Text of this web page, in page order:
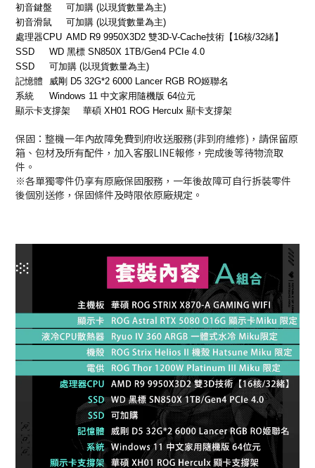
初音鍵盤
可加購 (以現貨數量為主)
初音滑鼠
可加購 (以現貨數量為主)
處理器CPU AMD R9 9950X3D2 雙3D-V-Cache技術【16核/32緒】
SSD
WD 黑標 SN850X 1TB/Gen4 PCIe 4.0
SSD
可加購 (以現貨數量為主)
記憶體
威剛 D5 32G*2 6000 Lancer RGB RO姬聯名
系統
Windows 11 中文家用隨機版 64位元
顯示卡支撐架
華碩 XH01 ROG Herculx 顯卡支撐架
保固：整機一年內故障免費到府收送服務(非到府維修)，請保留原
箱、包材及所有配件，加入客服LINE報修，完成後等待物流取
件。
※各單獨零件仍享有原廠保固服務，一年後故障可自行拆裝零件
後個別送修，保固條件及時限依原廠規定。